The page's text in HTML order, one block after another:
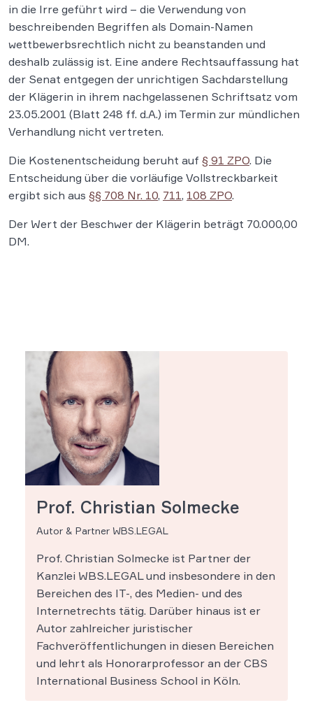
in die Irre geführt wird – die Verwendung von
beschreibenden Begriffen als Domain-Namen
wettbewerbsrechtlich nicht zu beanstanden und
deshalb zulässig ist. Eine andere Rechtsauffassung hat
der Senat entgegen der unrichtigen Sachdarstellung
der Klägerin in ihrem nachgelassenen Schriftsatz vom
23.05.2001 (Blatt 248 ff. d.A.) im Termin zur mündlichen
Verhandlung nicht vertreten.
Die Kostenentscheidung beruht auf § 91 ZPO. Die
Entscheidung über die vorläufige Vollstreckbarkeit
ergibt sich aus §§ 708 Nr. 10, 711, 108 ZPO.
Der Wert der Beschwer der Klägerin beträgt 70.000,00
DM.
Prof. Christian Solmecke
Autor & Partner WBS.LEGAL
Prof. Christian Solmecke ist Partner der
Kanzlei WBS.LEGAL und insbesondere in den
Bereichen des IT-, des Medien- und des
Internetrechts tätig. Darüber hinaus ist er
Autor zahlreicher juristischer
Fachveröffentlichungen in diesen Bereichen
und lehrt als Honorarprofessor an der CBS
International Business School in Köln.